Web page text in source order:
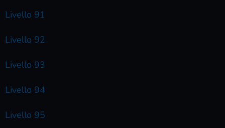
Livello 91
Livello 92
Livello 93
Livello 94
Livello 95